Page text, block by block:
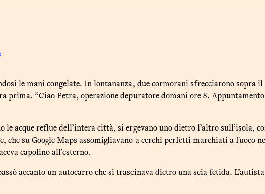
le mani congelate. In lontananza, due cormorani sfrecciarono
prima. “Ciao Petra, operazione depuratore domani ore 8.
acque reflue dell’intera città, si ergevano uno dietro l’altro sull’isola,
che su Google Maps assomigliavano a cerchi perfetti marchiati a
capolino all’esterno.
accanto un autocarro che si trascinava dietro una scia fetida.